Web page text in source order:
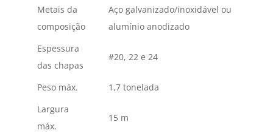
Metais da
composição
Aço galvanizado/inoxidável ou
alumínio anodizado
Espessura
das chapas
#20, 22 e 24
Peso máx.
1,7 tonelada
Largura
máx.
15 m